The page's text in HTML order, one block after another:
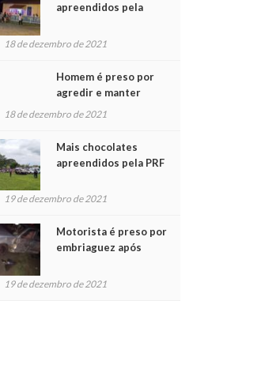
apreendidos pela
para crianças na
18 de dezembro de 2021
Homem é preso por
agredir e manter
mulher em cárcere
18 de dezembro de 2021
Mais chocolates
apreendidos pela PRF
crianças no Natal
19 de dezembro de 2021
Motorista é preso por
embriaguez após
feridos
19 de dezembro de 2021